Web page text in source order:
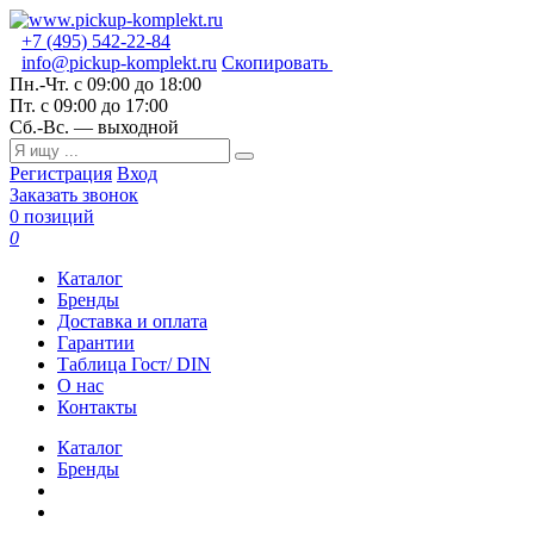
+7 (495) 542-22-84
info@pickup-komplekt.ru Скопировать
Пн.-Чт. с 09:00 до 18:00
Пт. с 09:00 до 17:00
Сб.-Вс. — выходной
Регистрация Вход
Заказать звонок
0 позиций
0
Каталог
Бренды
Доставка и оплата
Гарантии
Таблица Гост/ DIN
О нас
Контакты
Каталог
Бренды